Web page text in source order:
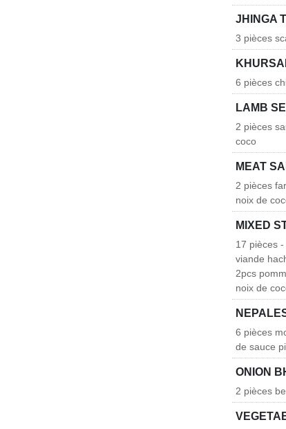
JHINGA
3 pièces
6 pièces
LAMB
2 pièces
coco
MEAT
2 pièces
noix de
MIXED
17 pièces
viande
2pcs
noix de
6 pièces
de sauce
ONION
2 pièces